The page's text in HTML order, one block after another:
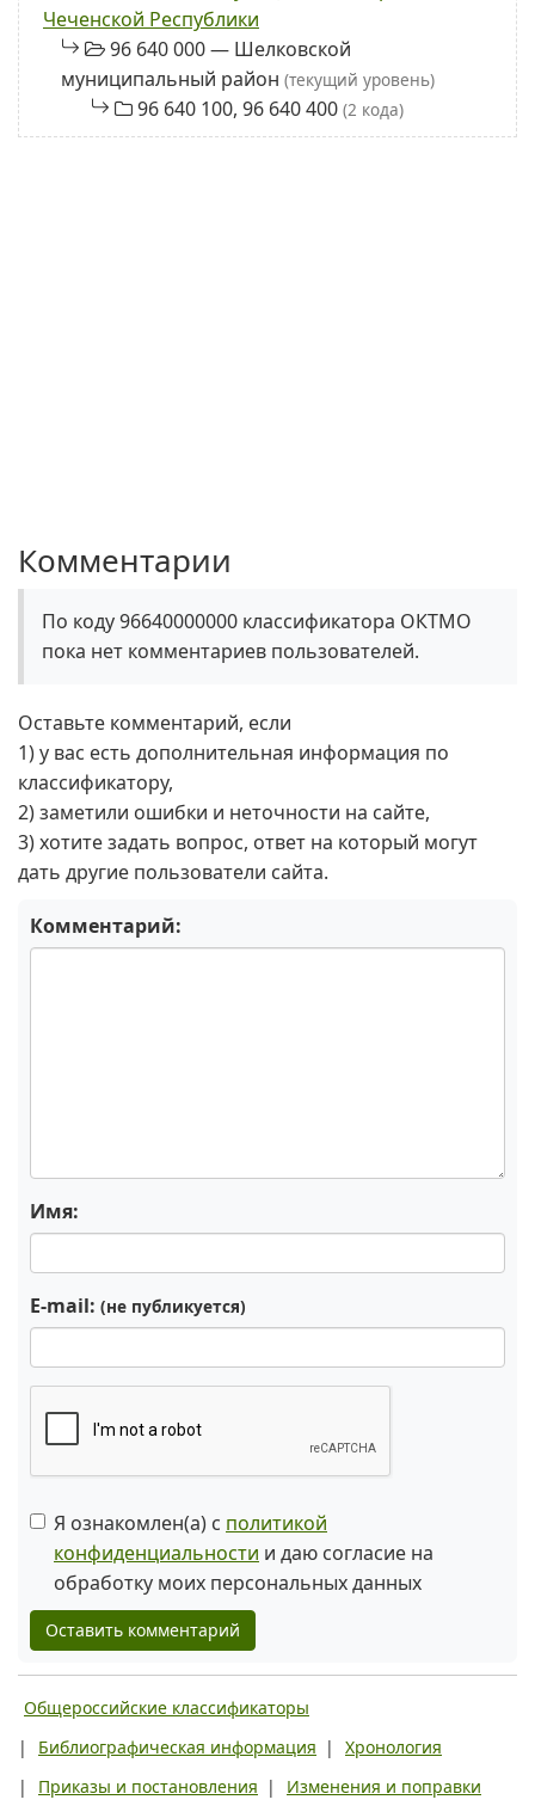
Чеченской Республики
96 640 000 — Шелковской
муниципальный район (текущий уровень)
96 640 100, 96 640 400 (2 кода)
Комментарии
По коду 96640000000 классификатора ОКТМО
пока нет комментариев пользователей.
Оставьте комментарий, если
1) у вас есть дополнительная информация по
классификатору,
2) заметили ошибки и неточности на сайте,
3) хотите задать вопрос, ответ на который могут
дать другие пользователи сайта.
Комментарий:
Имя:
E-mail: (не публикуется)
Я ознакомлен(а) с политикой
конфиденциальности и даю согласие на
обработку моих персональных данных
Оставить комментарий
Общероссийские классификаторы
|
Библиографическая информация |
Хронология
|
Приказы и постановления | Изменения и поправки